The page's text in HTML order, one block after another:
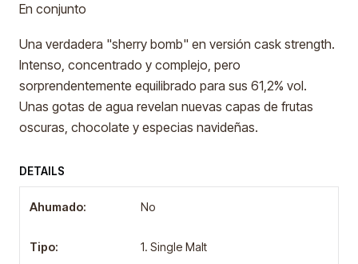
En conjunto
Una verdadera "sherry bomb" en versión cask strength.
Intenso, concentrado y complejo, pero
sorprendentemente equilibrado para sus 61,2% vol.
Unas gotas de agua revelan nuevas capas de frutas
oscuras, chocolate y especias navideñas.
DETAILS
Ahumado: No
Tipo: 1. Single Malt